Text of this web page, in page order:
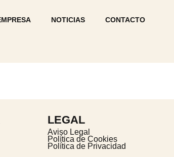
NOTICIAS CONTACTO
LEGAL
Aviso Legal
Política de Cookies
Política de Privacidad